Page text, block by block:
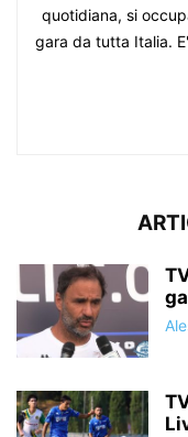
quotidiana, si
gara da tutta Italia.